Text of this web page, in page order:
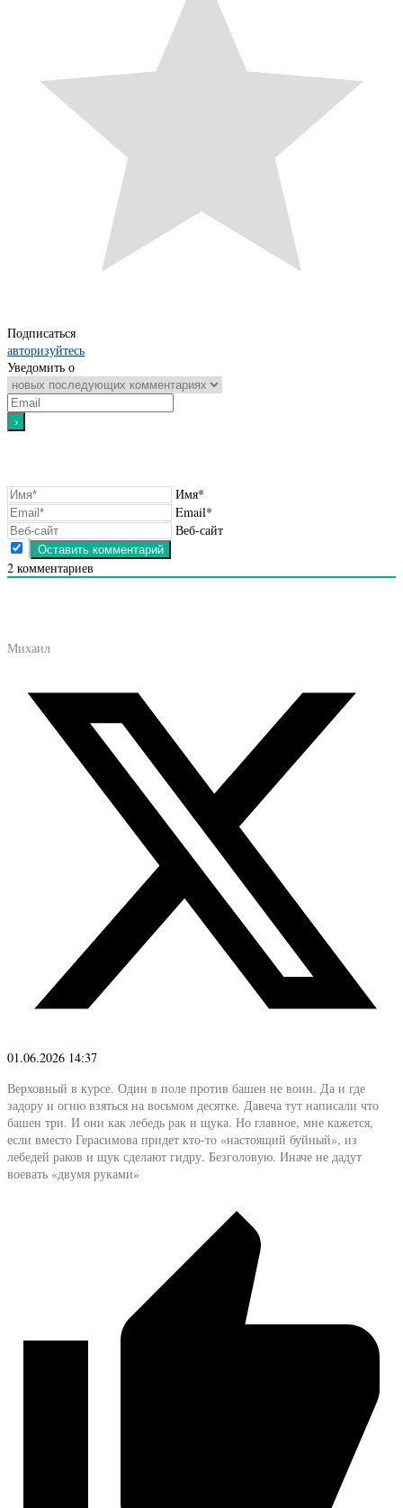
Подписаться
авторизуйтесь
Уведомить о
Имя*
Email*
Веб-сайт
2 комментариев
Михаил
01.06.2026 14:37
Верховный в курсе. Один в поле против башен не воин. Да и где
задору и огню взяться на восьмом десятке. Давеча тут написали что
башен три. И они как лебедь рак и щука. Но главное, мне кажется,
если вместо Герасимова придет кто-то «настоящий буйный», из
лебедей раков и щук сделают гидру. Безголовую. Иначе не дадут
воевать «двумя руками»